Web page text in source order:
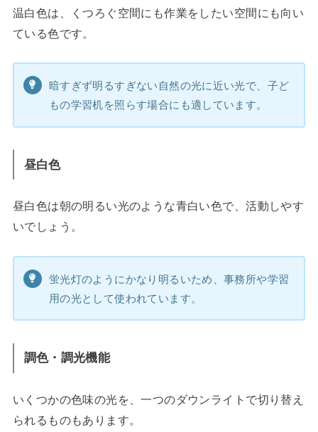
温白色は、くつろぐ空間にも作業をしたい空間にも向い
ている色です。
暗すぎず明るすぎない自然の光に近い光で、子ど
もの学習机を照らす場合にも適しています。
昼白色
昼白色は朝の明るい光のような青白い色で、活動しやす
いでしょう。
蛍光灯のようにかなり明るいため、事務所や学習
用の光として使われています。
調色・調光機能
いくつかの色味の光を、一つのダウンライトで切り替え
られるものもあります。